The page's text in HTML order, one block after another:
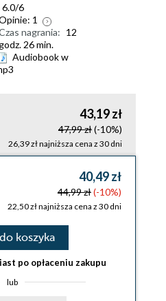
6.0/6
1
nagrania: 12
26 min.
Audiobook w
43,19 zł
47,99 zł(-10%)
26,39 zł najniższa cena z 30 dni
40,49 zł
44,99 zł(-10%)
22,50 zł najniższa cena z 30 dni
koszyka
po opłaceniu zakupu
lub